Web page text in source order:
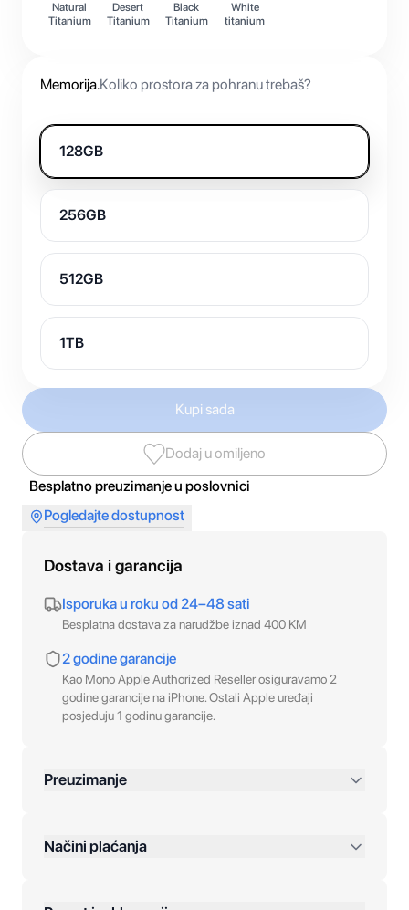
Natural
Titanium
Desert
Titanium
Black
Titanium
White
titanium
Memorija.Koliko prostora za pohranu trebaš?
128GB
256GB
512GB
1TB
Kupi sada
Dodaj u omiljeno
Besplatno preuzimanje u poslovnici
Pogledajte dostupnost
Dostava i garancija
Isporuka u roku od 24–48 sati
Besplatna dostava za narudžbe iznad 400 KM
2 godine garancije
Kao Mono Apple Authorized Reseller osiguravamo 2
godine garancije na iPhone. Ostali Apple uređaji
posjeduju 1 godinu garancije.
Preuzimanje
Načini plaćanja